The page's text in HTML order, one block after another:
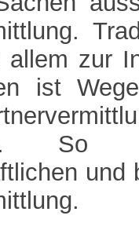
zur
ist
So
und